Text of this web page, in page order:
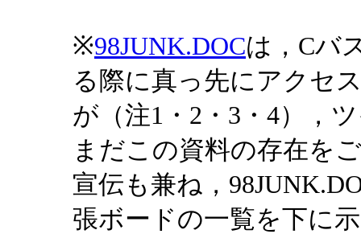
※98JUNK.DOCは，Cバ
る際に真っ先にアクセ
が（注1・2・3・4），
まだこの資料の存在を
宣伝も兼ね，
張ボードの一覧を下に